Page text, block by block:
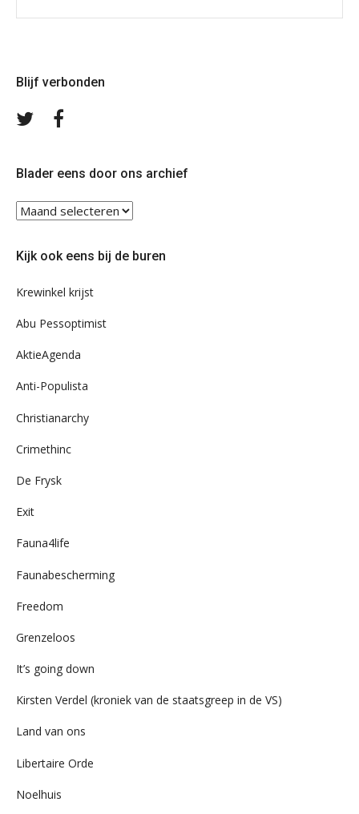
Blijf verbonden
Volg
Blader eens door ons archief
Blader
eens
ons
Kijk ook eens bij de buren
Krewinkel krijst
Abu Pessoptimist
AktieAgenda
Anti-Populista
Christianarchy
Crimethinc
De Frysk
Exit
Fauna4life
Faunabescherming
Freedom
Grenzeloos
It’s going down
Kirsten Verdel (kroniek van de staatsgreep in de VS)
Land van ons
Libertaire Orde
Noelhuis